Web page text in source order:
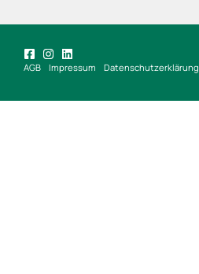
AGB Impressum Datenschutzerklärung